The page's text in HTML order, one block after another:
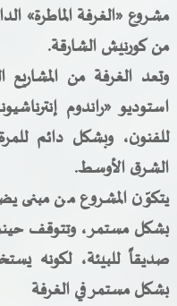
مشروع «الغرفة الماطرة»
من كورنيش الشارقة.
وتعد الغرفة من المشاريع
استوديو «راندوم
للفنون، وبشكل دائم
الشرق الأوسط.
يتكوّن المشروع من مبنى
بشكل مستمر، وتتوقف
صديقاً للبيئة، لكونه
بشكل مستمر في الغرفة